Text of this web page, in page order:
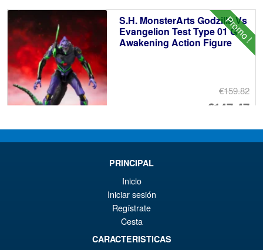
Promo !
S.H. MonsterArts Godzilla Vs
Evangelion Test Type 01 G
Awakening Action Figure
€159.82
Le
€147.47
PRÉ COMMANDE
Comics – Absolute Batman
1/12 Scale Action Figure
PRINCIPAL
Inicio
Iniciar sesión
Regístrate
Cesta
CARACTERISTICAS